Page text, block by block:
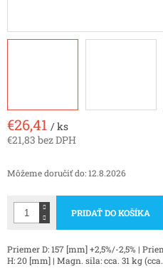
€26,41 / ks
€21,83 bez DPH
cena:
Môžeme doručiť do:12.8.2026
PRIDAŤ DO KOŠÍKA
Priemer D: 157 [mm] +2,5%/-2,5% |
H: 20 [mm] | Magn. sila: cca. 31 kg (cca.